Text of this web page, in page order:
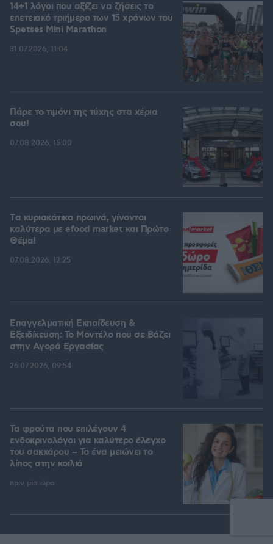
14+1 λόγοι που αξίζει να ζήσεις το
επετειακό τριήμερο των 15 χρόνων του
Spetses Mini Marathon
31.07.2026, 11:04
Πάρε το τιμόνι της τύχης στα χέρια
σου!
07.08.2026, 15:00
Tα κυριακάτικα πρωινά, γίνονται
καλύτερα με efood market και Πρώτο
Θέμα!
07.08.2026, 12:25
Επαγγελματική Εκπαίδευση &
Εξειδίκευση: Το Mοντέλο που σε Bάζει
στην Aγορά Eργασίας
26.07.2026, 09:54
Τα φρούτα που επιλέγουν 4
ενδοκρινολόγοι για καλύτερο έλεγχο
του σακχάρου – Το ένα μειώνει το
λίπος στην κοιλιά
πριν μία ώρα